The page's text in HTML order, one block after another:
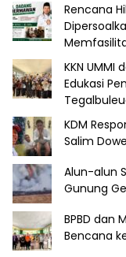
Rencana
KKN
Edukasi
KDM
Salim
Alun-alun
Gunung
BPBD dan
Bencana